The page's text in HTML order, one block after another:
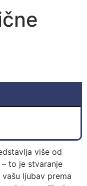
više od
to je stvaranje
ljubav prema